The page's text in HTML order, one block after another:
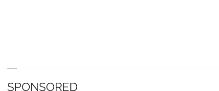
SPONSORED